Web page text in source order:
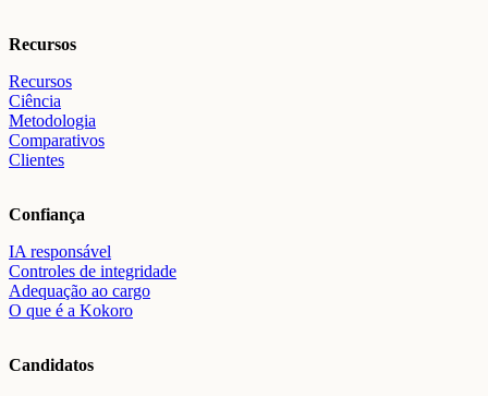
Recursos
Recursos
Ciência
Metodologia
Comparativos
Clientes
Confiança
IA responsável
Controles de integridade
Adequação ao cargo
O que é a Kokoro
Candidatos